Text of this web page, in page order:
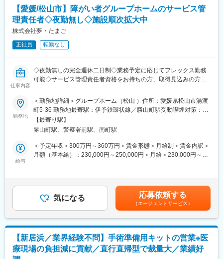
▼製品例
・非接触で入浴介助ができる入浴機器
・自宅の階段や段差で使用できる昇降機
・要介護者の移動を支援する排泄サポート機器
・長期的に腰を据えて専門性を高めたい方に適した安定企業です
■こんな方に来てほしい！
（1）暮らしやすい家・空間づくりに関心のある方
障がい者グループホームは、入居者さんの家です。
主に家事支援を行う世話人さん、身の回りの世話や日常生活上の
相談を担う生活支援員さんと共に、アットホームな環境を共に作
り上げることに関心のある方、歓迎いたします。
（2）イベントづくりがお好きな方
月に2回ホームパーティを実施するため、入居者さんと一緒に企画
です。
★新たな取り組みとしてドッグセラピーを検討中！
セラピーの一環として、小型犬を一匹買う予定です。犬同伴での
■当社について
う、大洲市や松山市で6～65歳の障がいのある方をサポートして
おります。
当社グループ内で雇用を創出しており、地域のための事業展開を
行っております。
★本件は内閣府主導の地方創生事業の一環である先導的人材マッ
チング事業に基づく求人でございます。
【愛媛/松山市】障がい者グループホームのサービス管
理責任者◇夜勤無し◇施設順次拡大中
株式会社夢・たまご
正社員 転勤なし
仕事内容
◇夜勤無しの完全週休二日制◇業務予定に応じてフレックス勤務
可能◇サービス管理責任者資格をお持ちの方、取得見込みの方歓
■仕事内容：
障がい者グループホームでの障害福祉サービスのまとめ役「サー
ビス管理責任者」として勤務いただきます。
主なお仕事：
・体調不良時やけがの際の通院同行
・行政手続きなどの同行支援 など…
■こんな方に来てほしい！
（1）暮らしやすい家・空間づくりに関心のある方
勤務地
＜勤務地詳細＞グループホーム（松山 ）住所：愛媛県松山市湯渡
町5-36 勤務地最寄駅：伊予鉄環状線／勝山町駅受動喫煙対策：敷
地内喫煙可能場所あり変更の範囲：無
【最寄り駅】
勝山町駅、警察署前駅、南町駅
給与
＜予定年収＞300万円～360万円＜賃金形態＞月給制＜賃金内訳＞
月額（基本給）：230,000円～250,000円＜月給＞230,000円～
までも目安の金額であり、選考を通じて上下する可能性がありま
す。月給(月額)は固定手当を含めた表記です。
気になる 応募依頼する
（エージェントサービス）
【新居浜／業界経験不問】手術準備用キットの営業※医
療現場の負担減に貢献／直行直帰型で裁量大／業績好